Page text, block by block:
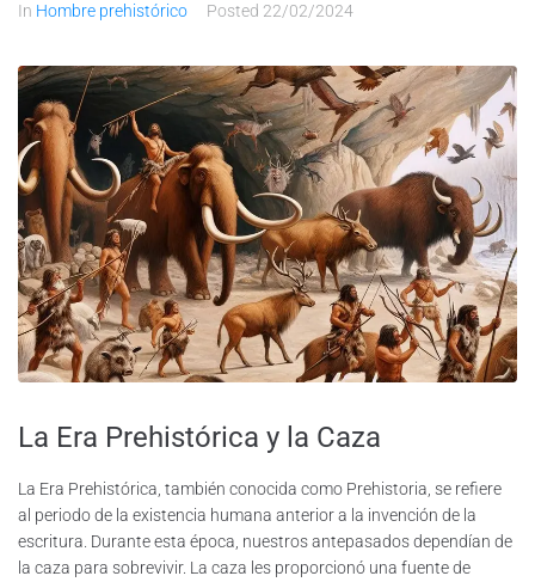
In Hombre prehistórico Posted 22/02/2024
La Era Prehistórica y la Caza
La Era Prehistórica, también conocida como Prehistoria, se refiere
al periodo de la existencia humana anterior a la invención de la
escritura. Durante esta época, nuestros antepasados dependían de
la caza para sobrevivir. La caza les proporcionó una fuente de